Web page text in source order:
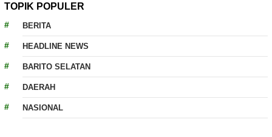
TOPIK POPULER
BERITA
HEADLINE NEWS
BARITO SELATAN
DAERAH
NASIONAL